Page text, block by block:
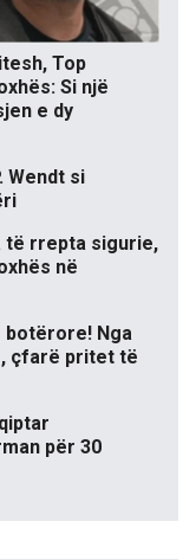
Top
Si një
e dy
Wendt si
të rrepta sigurie,
në
botërore! Nga
çfarë pritet të
për 30